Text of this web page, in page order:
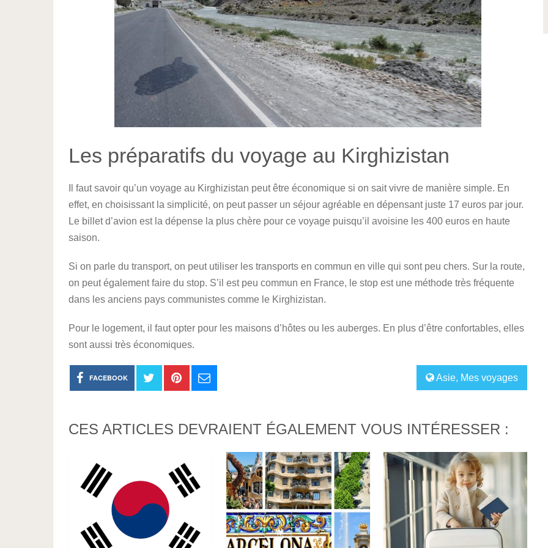
Les préparatifs du voyage au Kirghizistan
Il faut savoir qu’un voyage au Kirghizistan peut être économique si on sait vivre de manière simple. En
effet, en choisissant la simplicité, on peut passer un séjour agréable en dépensant juste 17 euros par jour.
Le billet d’avion est la dépense la plus chère pour ce voyage puisqu’il avoisine les 400 euros en haute
saison.
Si on parle du transport, on peut utiliser les transports en commun en ville qui sont peu chers. Sur la route,
on peut également faire du stop. S’il est peu commun en France, le stop est une méthode très fréquente
dans les anciens pays communistes comme le Kirghizistan.
Pour le logement, il faut opter pour les maisons d’hôtes ou les auberges. En plus d’être confortables, elles
sont aussi très économiques.
Asie, Mes voyages
FACEBOOK
CES ARTICLES DEVRAIENT ÉGALEMENT VOUS INTÉRESSER :